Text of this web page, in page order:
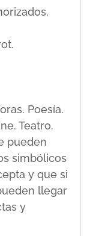
Poesía.
Teatro.
pueden
simbólicos
y que si
llegar
y